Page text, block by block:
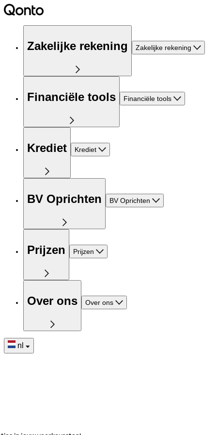
Zakelijke rekening Zakelijke rekening
Financiële tools Financiële tools
Krediet Krediet
BV Oprichten BV Oprichten
Prijzen Prijzen
Over ons Over ons
nl